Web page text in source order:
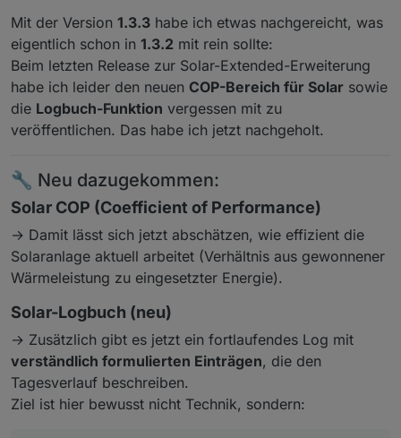
Mit der Version 1.3.3 habe ich etwas nachgereicht, was
eigentlich schon in 1.3.2 mit rein sollte:
Beim letzten Release zur Solar-Extended-Erweiterung
habe ich leider den neuen COP-Bereich für Solar sowie
die Logbuch-Funktion vergessen mit zu
veröffentlichen. Das habe ich jetzt nachgeholt.
🔧 Neu dazugekommen:
Solar COP (Coefficient of Performance)
→ Damit lässt sich jetzt abschätzen, wie effizient die
Solaranlage aktuell arbeitet (Verhältnis aus gewonnener
Wärmeleistung zu eingesetzter Energie).
Solar-Logbuch (neu)
→ Zusätzlich gibt es jetzt ein fortlaufendes Log mit
verständlich formulierten Einträgen, die den
Tagesverlauf beschreiben.
Ziel ist hier bewusst nicht Technik, sondern: